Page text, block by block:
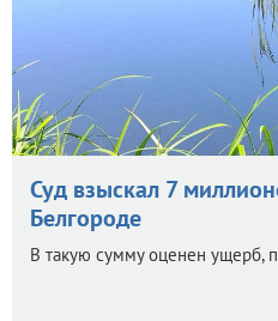
Суд взыскал 7
Белгороде
В такую сумму оценен ущерб,